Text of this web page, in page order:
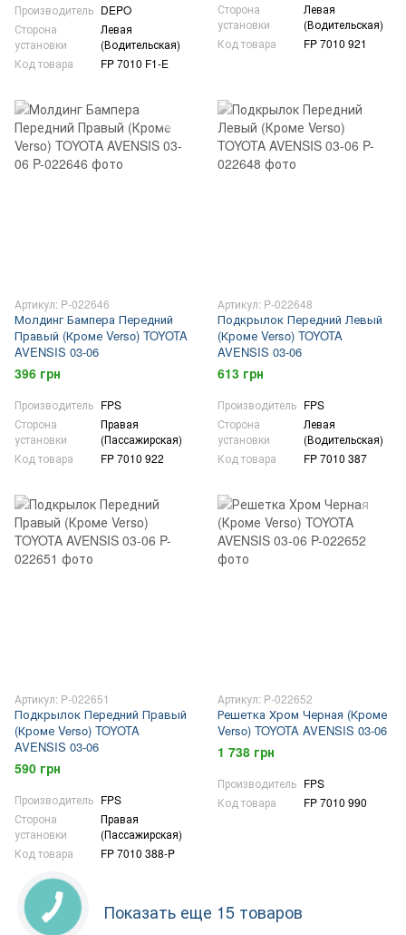
Производитель DEPO
Сторона
установки
Левая
(Водительская)
Код товара
FP 7010 F1-E
Сторона
установки
Левая
(Водительская)
Код товара
FP 7010 921
Артикул: P-022646
Молдинг Бампера Передний
Правый (Кроме Verso) TOYOTA
AVENSIS 03-06
396 грн
Производитель FPS
Сторона
установки
Правая
(Пассажирская)
Код товара
FP 7010 922
Артикул: P-022648
Подкрылок Передний Левый
(Кроме Verso) TOYOTA
AVENSIS 03-06
613 грн
Производитель FPS
Сторона
установки
Левая
(Водительская)
Код товара
FP 7010 387
Артикул: P-022651
Подкрылок Передний Правый
(Кроме Verso) TOYOTA
AVENSIS 03-06
590 грн
Производитель FPS
Сторона
установки
Правая
(Пассажирская)
Код товара
FP 7010 388-P
Артикул: P-022652
Решетка Хром Черная (Кроме
Verso) TOYOTA AVENSIS 03-06
1 738 грн
Производитель FPS
Код товара
FP 7010 990
Показать еще 15 товаров